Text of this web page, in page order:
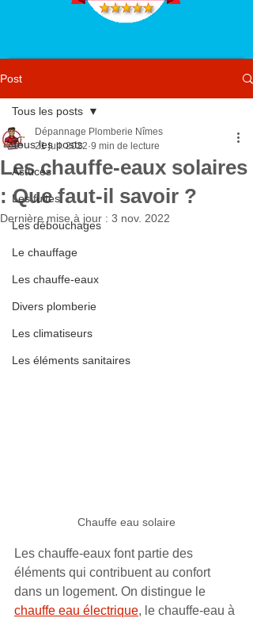
Post
Tous les posts
Astuces
Les fuites
Les débouchages
Le chauffage
Les chauffe-eaux
Divers plomberie
Les climatiseurs
Les éléments sanitaires
Tous les posts
Les chauffe-eaux solaires
: Que faut-il savoir ?
Dépannage Plomberie Nîmes
21 juil. 2022 9 min de lecture
Dernière mise à jour : 3 nov. 2022
Chauffe eau solaire
Les chauffe-eaux font partie des
éléments qui contribuent au confort
dans un logement. On distingue le
chauffe eau électrique, le chauffe-eau à